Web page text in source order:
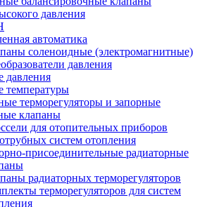
давления
автоматика
соленоидные (электромагнитные)
давления
давления
температуры
терморегуляторы и запорные
клапаны
для отопительных приборов
систем отопления
присоединительные радиаторные
радиаторных терморегуляторов
терморегуляторов для систем